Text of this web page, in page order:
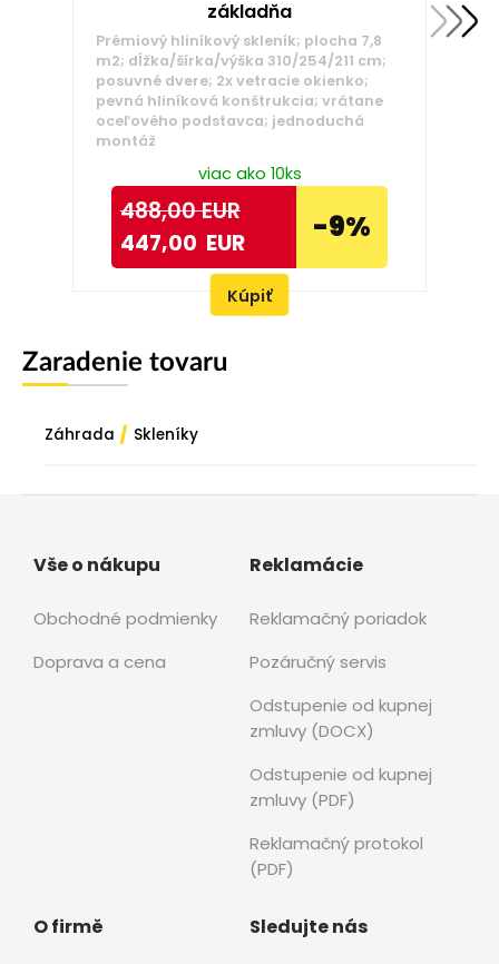
základňa
Prémiový hliníkový skleník; plocha 7,8
m2; dĺžka/šírka/výška 310/254/211 cm;
posuvné dvere; 2x vetracie okienko;
pevná hliníková konštrukcia; vrátane
oceľového podstavca; jednoduchá
montáž
viac ako 10ks
488,00EUR
447,00 EUR -9%
Kúpiť
Zaradenie tovaru
Záhrada / Skleníky
Vše o nákupu
Obchodné podmienky
Doprava a cena
Reklamácie
Reklamačný poriadok
Pozáručný servis
Odstupenie od kupnej
zmluvy (DOCX)
Odstupenie od kupnej
zmluvy (PDF)
Reklamačný protokol
(PDF)
O firmě Sledujte nás